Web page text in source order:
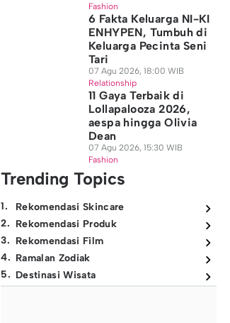
Fashion
6 Fakta Keluarga NI-KI
ENHYPEN, Tumbuh di
Keluarga Pecinta Seni
Tari
07 Agu 2026, 18:00 WIB
Relationship
11 Gaya Terbaik di
Lollapalooza 2026,
aespa hingga Olivia
Dean
07 Agu 2026, 15:30 WIB
Fashion
Trending Topics
1.
Rekomendasi Skincare
2. Rekomendasi Produk
3. Rekomendasi Film
4. Ramalan Zodiak
5. Destinasi Wisata